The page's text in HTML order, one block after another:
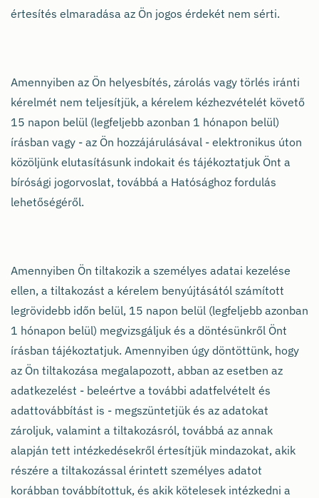
értesítés elmaradása az Ön jogos érdekét nem sérti.
Amennyiben az Ön helyesbítés, zárolás vagy törlés iránti
kérelmét nem teljesítjük, a kérelem kézhezvételét követő
15 napon belül (legfeljebb azonban 1 hónapon belül)
írásban vagy - az Ön hozzájárulásával - elektronikus úton
közöljünk elutasításunk indokait és tájékoztatjuk Önt a
bírósági jogorvoslat, továbbá a Hatósághoz fordulás
lehetőségéről.
Amennyiben Ön tiltakozik a személyes adatai kezelése
ellen, a tiltakozást a kérelem benyújtásától számított
legrövidebb időn belül, 15 napon belül (legfeljebb azonban
1 hónapon belül) megvizsgáljuk és a döntésünkről Önt
írásban tájékoztatjuk. Amennyiben úgy döntöttünk, hogy
az Ön tiltakozása megalapozott, abban az esetben az
adatkezelést - beleértve a további adatfelvételt és
adattovábbítást is - megszüntetjük és az adatokat
zároljuk, valamint a tiltakozásról, továbbá az annak
alapján tett intézkedésekről értesítjük mindazokat, akik
részére a tiltakozással érintett személyes adatot
korábban továbbítottuk, és akik kötelesek intézkedni a